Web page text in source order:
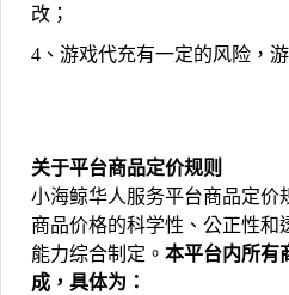
改；
4、游戏代充有一定的风险，
关于平台商品定价规则
小海鲸华人服务平台商品定
商品价格的科学性、公正性
能力综合制定。 本平台内所有
成，具体为：